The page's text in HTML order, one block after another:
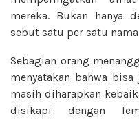
mereka. Bukan hanya
sebut satu per satu
Sebagian orang
menyatakan bahwa
masih diharapkan
disikapi dengan